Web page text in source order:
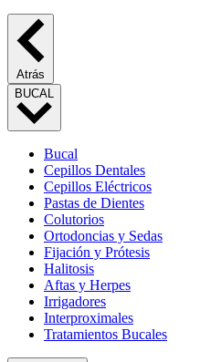
Atrás
BUCAL
Bucal
Cepillos Dentales
Cepillos Eléctricos
Pastas de Dientes
Colutorios
Ortodoncias y Sedas
Fijación y Prótesis
Halitosis
Aftas y Herpes
Irrigadores
Interproximales
Tratamientos Bucales